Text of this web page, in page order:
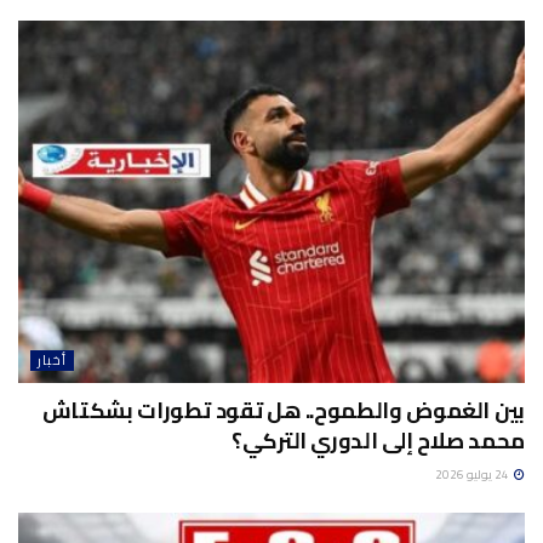
أخبار
بين الغموض والطموح.. هل تقود تطورات بشكتاش
محمد صلاح إلى الدوري التركي؟